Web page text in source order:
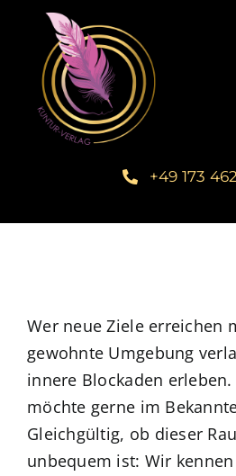
springen
+49 173
Wer neue Ziele erreichen
gewohnte Umgebung
innere Blockaden erleben.
möchte gerne im
Gleichgültig, ob dieser
unbequem ist: Wir